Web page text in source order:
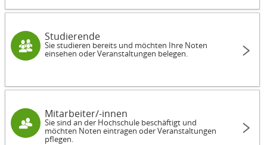
Studierende
Sie studieren bereits und möchten Ihre Noten
einsehen oder Veranstaltungen belegen.
Mitarbeiter/-innen
Sie sind an der Hochschule beschäftigt und
möchten Noten eintragen oder Veranstaltungen
pflegen.